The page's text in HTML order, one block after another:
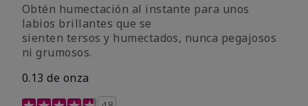
Obtén humectación al instante para unos
labios brillantes que se
sienten tersos y humectados, nunca pegajosos
ni grumosos.
0.13 de onza